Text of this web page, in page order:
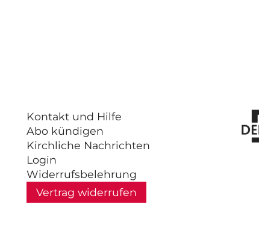
Kontakt und Hilfe
Abo kündigen
Kirchliche Nachrichten
Login
Widerrufsbelehrung
Vertrag widerrufen